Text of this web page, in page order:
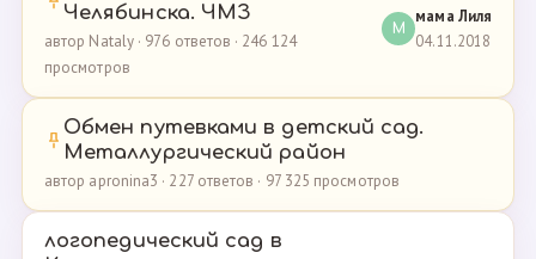
Челябинска. ЧМЗ
автор Nataly · 976 ответов · 246 124
просмотров
М
мама Лиля
04.11.2018
Обмен путевками в детский сад.
Металлургический район
автор apronina3 · 227 ответов · 97 325 просмотров
логопедический сад в